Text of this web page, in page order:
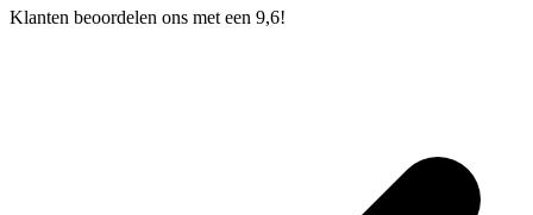
Klanten beoordelen ons met een 9,6!